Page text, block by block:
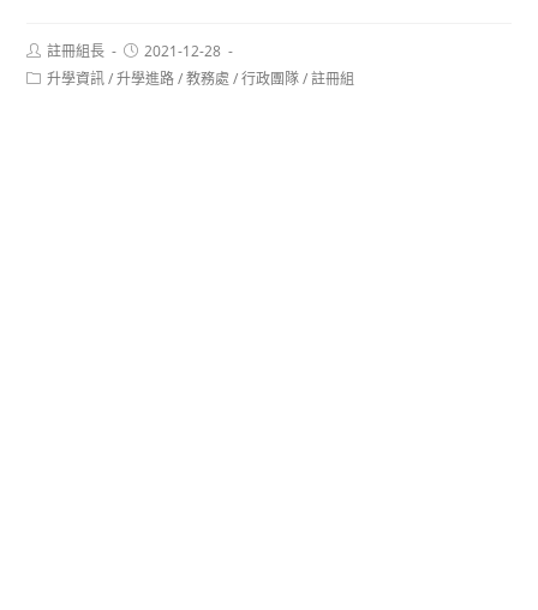
Post
author:
註冊組長
Post
published:
2021-12-28
Post升學資訊 / 升學進路 / 教務處 / 行政團隊 / 註冊組